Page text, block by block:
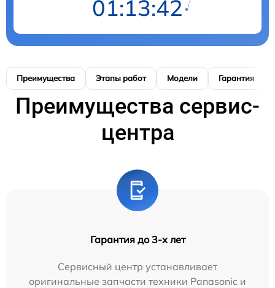
01:13:41
Преимущества Этапы работ Модели Гарантия
Преимущества сервис-
центра
Гарантия до 3-х лет
Сервисный центр устанавливает
оригинальные запчасти техники Panasonic и